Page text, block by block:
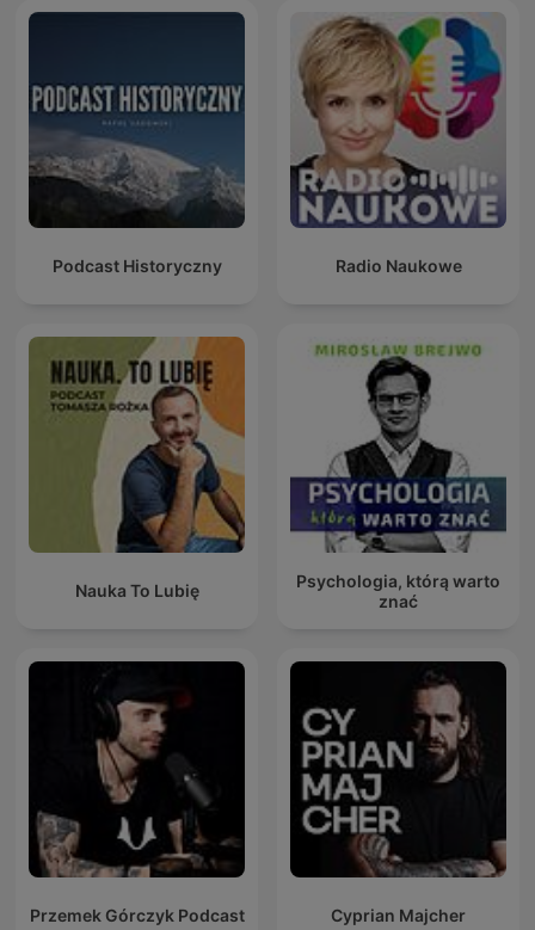
Podcast Historyczny Radio Naukowe
Nauka To Lubię
Psychologia, którą warto
znać
Przemek Górczyk Podcast Cyprian Majcher